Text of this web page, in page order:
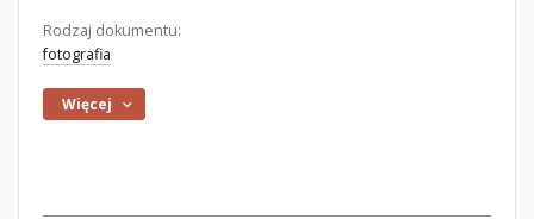
Rodzaj dokumentu:
fotografia
Więcej